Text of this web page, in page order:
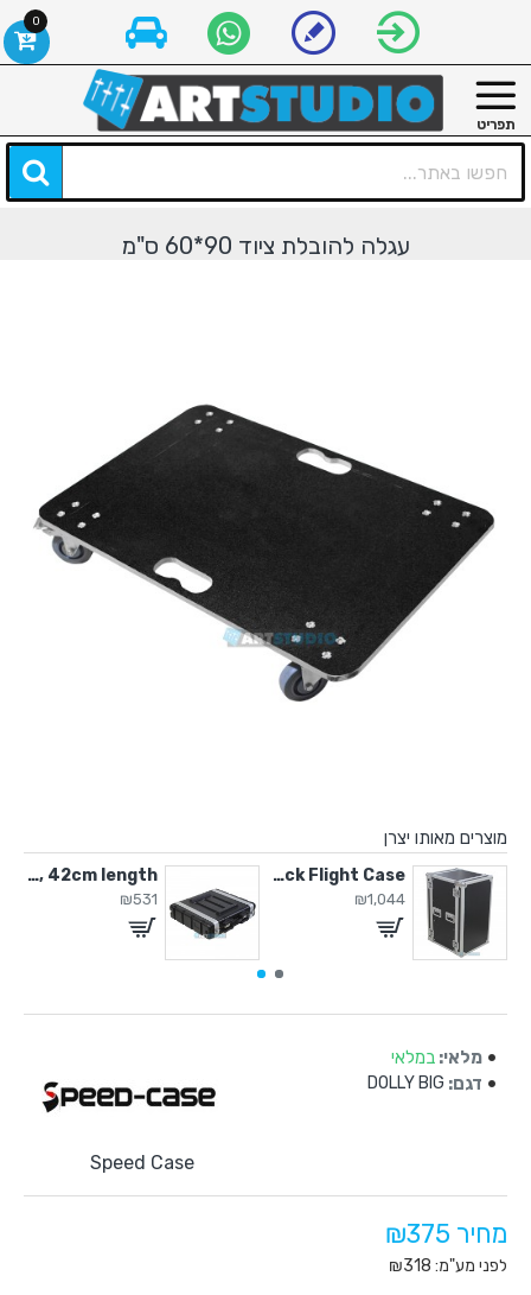
עגלה להובלת ציוד 90*60 ס"מ
מוצרים מאותו יצרן
20U Rack Flight Case
₪1,044
ABS 2U Case, 42cm length
₪531
מלאי: במלאי
דגם: DOLLY BIG
Speed Case
מחיר ₪375
לפני מע"מ: ₪318
0